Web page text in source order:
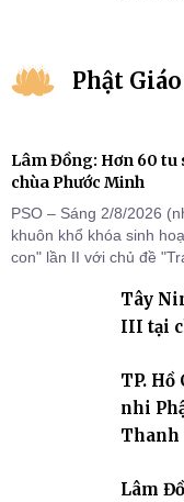
Phật
Lâm Đồng: Hơn 60 tu
chùa Phước Minh
PSO – Sáng 2/8/2026
khuôn khổ khóa sinh
con" lần II với chủ đề
cho hơn 60 tu sinh.
Tây
III tại
TP.
nhi
Thanh
Lâm